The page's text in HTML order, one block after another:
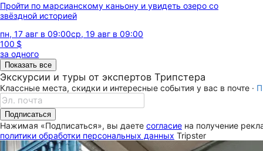
Пройти по марсианскому каньону и увидеть озеро со
звёздной историей
пн, 17 авг в 09:00ср, 19 авг в 09:00
100 $
за одного
Показать все
Экскурсии и туры от экспертов Трипстера
Классные места, скидки и интересные события у вас в почте ·
Подписаться
Нажимая «Подписаться», вы даете согласие на получение
политики обработки персональных данных Tripster